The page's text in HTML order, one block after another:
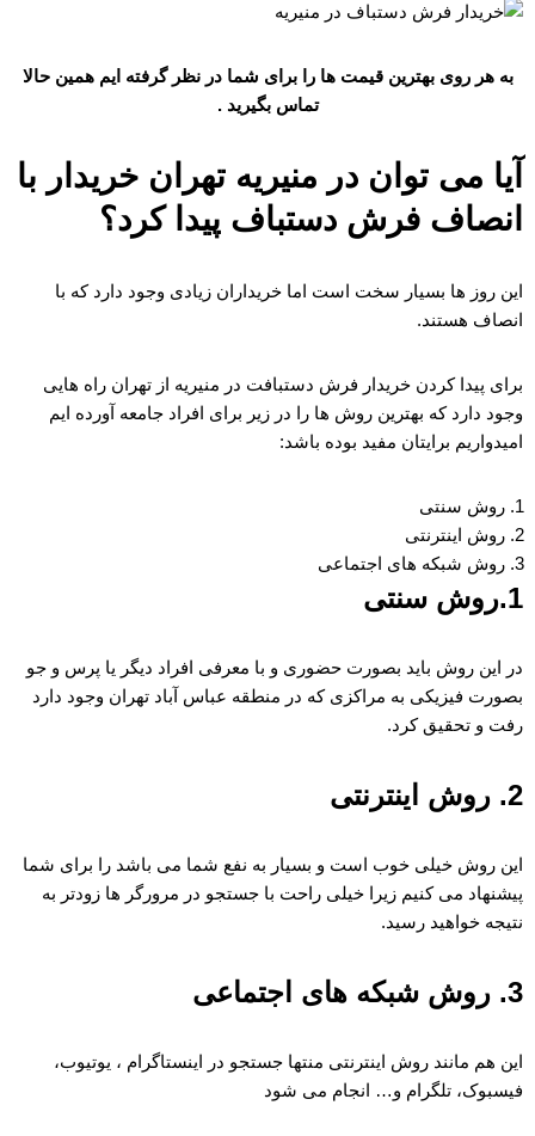
به هر روی بهترین قیمت ها را برای شما در نظر گرفته ایم همین حالا
تماس بگیرید .
آیا می توان در منیریه تهران خریدار با
انصاف فرش دستباف پیدا کرد؟
این روز ها بسیار سخت است اما خریداران زیادی وجود دارد که با
انصاف هستند.
برای پیدا کردن خریدار فرش دستبافت در منیریه از تهران راه هایی
وجود دارد که بهترین روش ها را در زیر برای افراد جامعه آورده ایم
امیدواریم برایتان مفید بوده باشد:
روش سنتی
روش اینترنتی
روش شبکه های اجتماعی
1.روش سنتی
در این روش باید بصورت حضوری و با معرفی افراد دیگر یا پرس و جو
بصورت فیزیکی به مراکزی که در منطقه عباس آباد تهران وجود دارد
رفت و تحقیق کرد.
2. روش اینترنتی
این روش خیلی خوب است و بسیار به نفع شما می باشد را برای شما
پیشنهاد می کنیم زیرا خیلی راحت با جستجو در مرورگر ها زودتر به
نتیجه خواهید رسید.
3. روش شبکه های اجتماعی
این هم مانند روش اینترنتی منتها جستجو در اینستاگرام ، یوتیوب،
فیسبوک، تلگرام و… انجام می شود